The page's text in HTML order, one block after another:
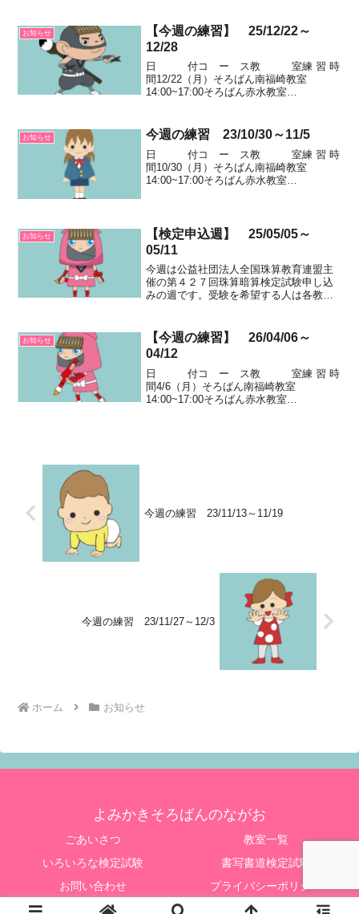
14:00~17:0...
お知らせ
【今週の練習】 25/12/22～
12/28
日 付コ ー ス教 室練 習 時
間12/22（月）そろばん南福崎教室
14:00~17:00そろばん赤水教室
15:30~18:00...
お知らせ 今週の練習 23/10/30～11/5
日 付コ ー ス教 室練 習 時
間10/30（月）そろばん南福崎教室
14:00~17:00そろばん赤水教室
お知らせ
【検定申込週】 25/05/05～
05/11
今週は公益社団法人全国珠算教育連盟主
催の第４２７回珠算暗算検定試験申し込
みの週です。受験を希望する人は各教室
習 時 間5/5（月）国民の祝日子どもの日
そろばん南福崎教...
お知らせ
【今週の練習】 26/04/06～
04/12
日 付コ ー ス教 室練 習 時
間4/6（月）そろばん南福崎教室
14:00~17:00そろばん赤水教室
今週の練習 23/11/13～11/19
今週の練習 23/11/27～12/3
ホーム お知らせ
よみかきそろばんのながお
ごあいさつ
教室一覧
いろいろな検定試験
書写書道検定試験
お問い合わせ
プライバシーポリシー